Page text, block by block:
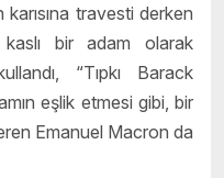
travesti derken
kaslı bir adam olarak
“Tıpkı Barack
eşlik etmesi gibi, bir
Emanuel Macron da